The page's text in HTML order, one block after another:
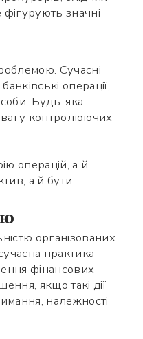
значні
Сучасні
операції,
Будь-яка
контролюючих
операцій, а й
а й бути
організованих
практика
фінансових
якщо такі дії
належності